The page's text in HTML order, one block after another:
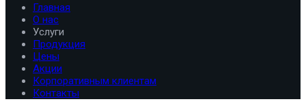
Главная
О нас
Услуги
Продукция
Цены
Акции
Корпоративным клиентам
Контакты